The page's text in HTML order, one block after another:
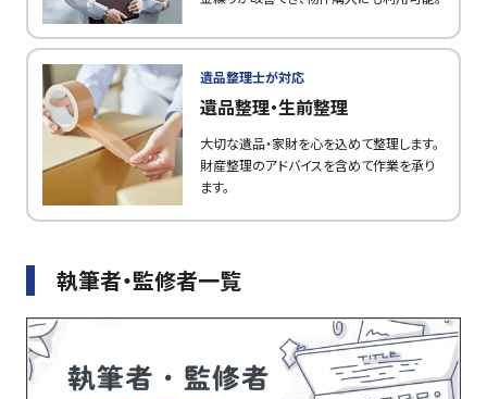
遺品整理士が対応
遺品整理・生前整理
大切な遺品・家財を心を込めて整理します。
財産整理のアドバイスを含めて作業を承り
ます。
執筆者・監修者一覧